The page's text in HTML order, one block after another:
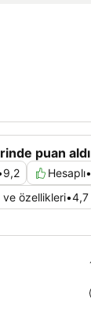
puan aldı
9,2 Hesaplı•
özellikleri•4,7